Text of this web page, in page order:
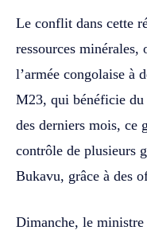
Le conflit dans cette
ressources minérales,
l’armée congolaise à
M23, qui bénéficie
des derniers mois, ce
contrôle de plusieurs
Bukavu, grâce à des
Dimanche, le ministre